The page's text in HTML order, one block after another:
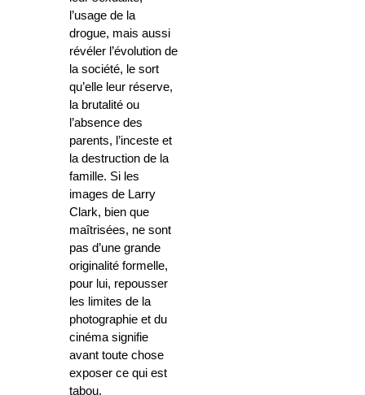
l’usage de la
drogue, mais aussi
révéler l’évolution de
la société, le sort
qu’elle leur réserve,
la brutalité ou
l’absence des
parents, l’inceste et
la destruction de la
famille. Si les
images de Larry
Clark, bien que
maîtrisées, ne sont
pas d’une grande
originalité formelle,
pour lui, repousser
les limites de la
photographie et du
cinéma signifie
avant toute chose
exposer ce qui est
tabou.